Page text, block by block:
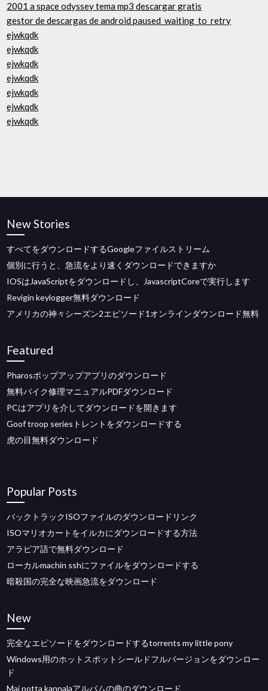
2001 a space odyssey tema mp3 descargar gratis
gestor de descargas de android paused_waiting_to_retry
ejwkqdk
ejwkqdk
ejwkqdk
ejwkqdk
ejwkqdk
ejwkqdk
ejwkqdk
New Stories
すべてをダウンロードするGoogleファイルストリーム
個別に行うと、急流をより速くダウンロードできますか
IOSはJavaScriptをダウンロードし、JavascriptCoreで実行します
Revigin keylogger無料ダウンロード
アメリカの神々シーズン2エピソード1オンラインダウンロード無料
Featured
Pharosポップアップアプリのダウンロード
無料バイク修理マニュアルPDFダウンロード
PCはアプリを介してダウンロードを開きます
Goof troop seriesトレントをダウンロードする
虎の目無料ダウンロード
Popular Posts
バックトラックISOファイルのダウンロードリンク
ISOマリオカートをイルカにダウンロードする方法
アラビア語で無料ダウンロード
ローカルmachin sshにファイルをダウンロードする
暗殺国の完全な映画急流をダウンロード
New
完全なエピソードをダウンロードするtorrents my little pony
Windows用のホットスポットシールドフルバージョンをダウンロー
ド
Mai potta kannalaアルバムの曲のダウンロード